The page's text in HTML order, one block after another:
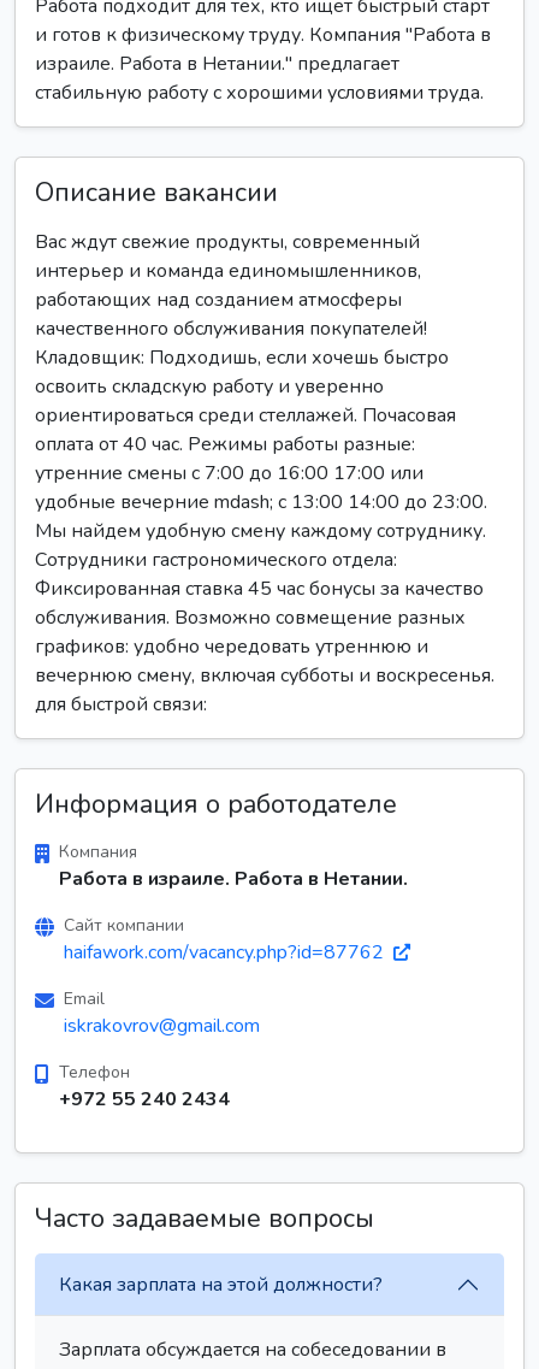
Работа подходит для тех, кто ищет быстрый старт
и готов к физическому труду. Компания "Работа в
израиле. Работа в Нетании." предлагает
стабильную работу с хорошими условиями труда.
Описание вакансии
Вас ждут свежие продукты, современный
интерьер и команда единомышленников,
работающих над созданием атмосферы
качественного обслуживания покупателей!
Кладовщик: Подходишь, если хочешь быстро
освоить складскую работу и уверенно
ориентироваться среди стеллажей. Почасовая
оплата от 40 час. Режимы работы разные:
утренние смены с 7:00 до 16:00 17:00 или
удобные вечерние mdash; с 13:00 14:00 до 23:00.
Мы найдем удобную смену каждому сотруднику.
Сотрудники гастрономического отдела:
Фиксированная ставка 45 час бонусы за качество
обслуживания. Возможно совмещение разных
графиков: удобно чередовать утреннюю и
вечернюю смену, включая субботы и воскресенья.
для быстрой связи:
Информация о работодателе
Компания
Работа в израиле. Работа в Нетании.
Сайт компании
haifawork.com/vacancy.php?id=87762
Email
iskrakovrov@gmail.com
Телефон
+972 55 240 2434
Часто задаваемые вопросы
Какая зарплата на этой должности?
Зарплата обсуждается на собеседовании в